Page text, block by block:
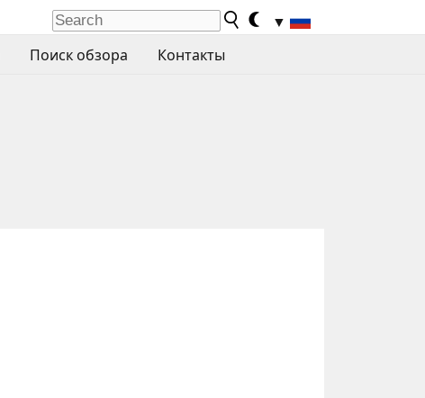
▼
Поиск обзора Контакты